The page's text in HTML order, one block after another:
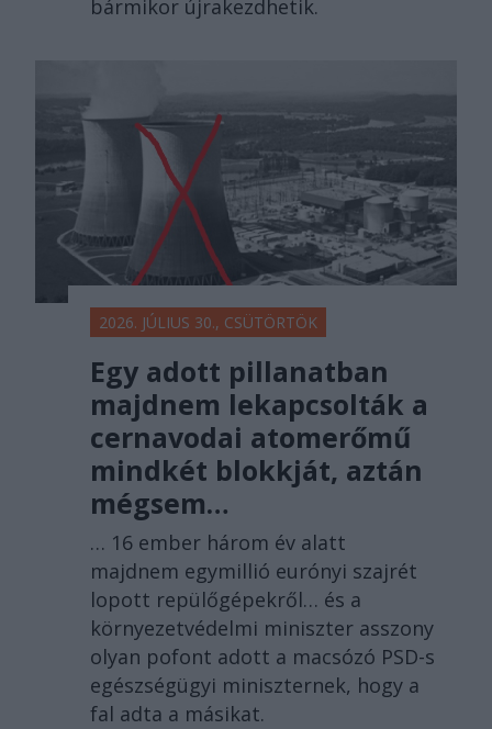
bármikor újrakezdhetik.
2026. JÚLIUS 30., CSÜTÖRTÖK
Egy adott pillanatban
majdnem lekapcsolták a
cernavodai atomerőmű
mindkét blokkját, aztán
mégsem…
… 16 ember három év alatt
majdnem egymillió eurónyi szajrét
lopott repülőgépekről… és a
környezetvédelmi miniszter asszony
olyan pofont adott a macsózó PSD-s
egészségügyi miniszternek, hogy a
fal adta a másikat.